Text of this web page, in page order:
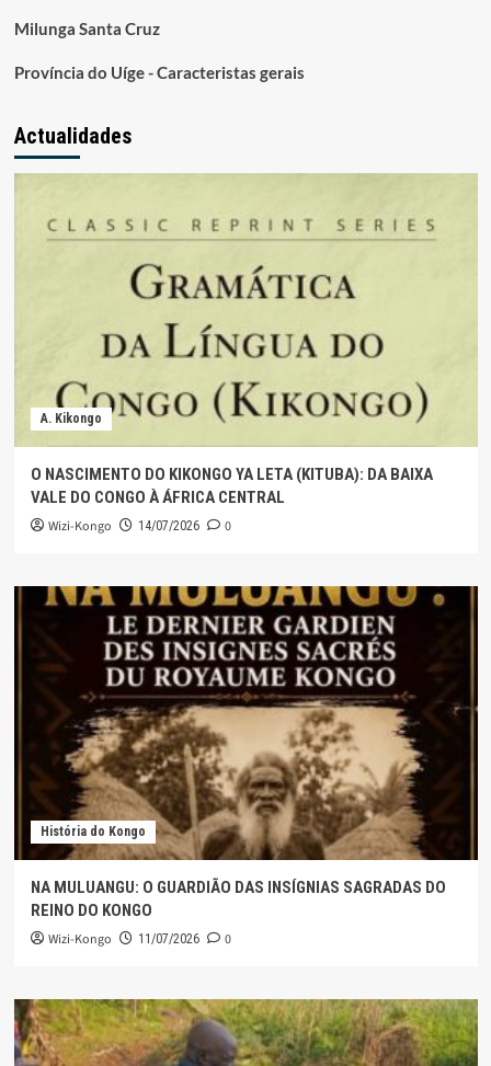
Milunga Santa Cruz
Província do Uíge - Caracteristas gerais
Actualidades
A. Kikongo
O NASCIMENTO DO KIKONGO YA LETA (KITUBA): DA BAIXA
VALE DO CONGO À ÁFRICA CENTRAL
Wizi-Kongo 14/07/2026 0
História do Kongo
NA MULUANGU: O GUARDIÃO DAS INSÍGNIAS SAGRADAS DO
REINO DO KONGO
Wizi-Kongo 11/07/2026 0